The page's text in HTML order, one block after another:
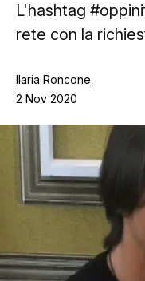
L'hashtag
rete con la
Ilaria Roncone
2 Nov 2020